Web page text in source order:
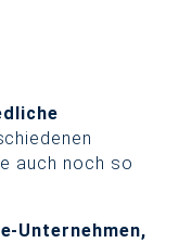
auch noch so
Unternehmen,